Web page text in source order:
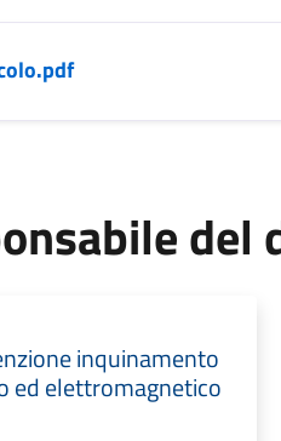
del
inquinamento
ed elettromagnetico